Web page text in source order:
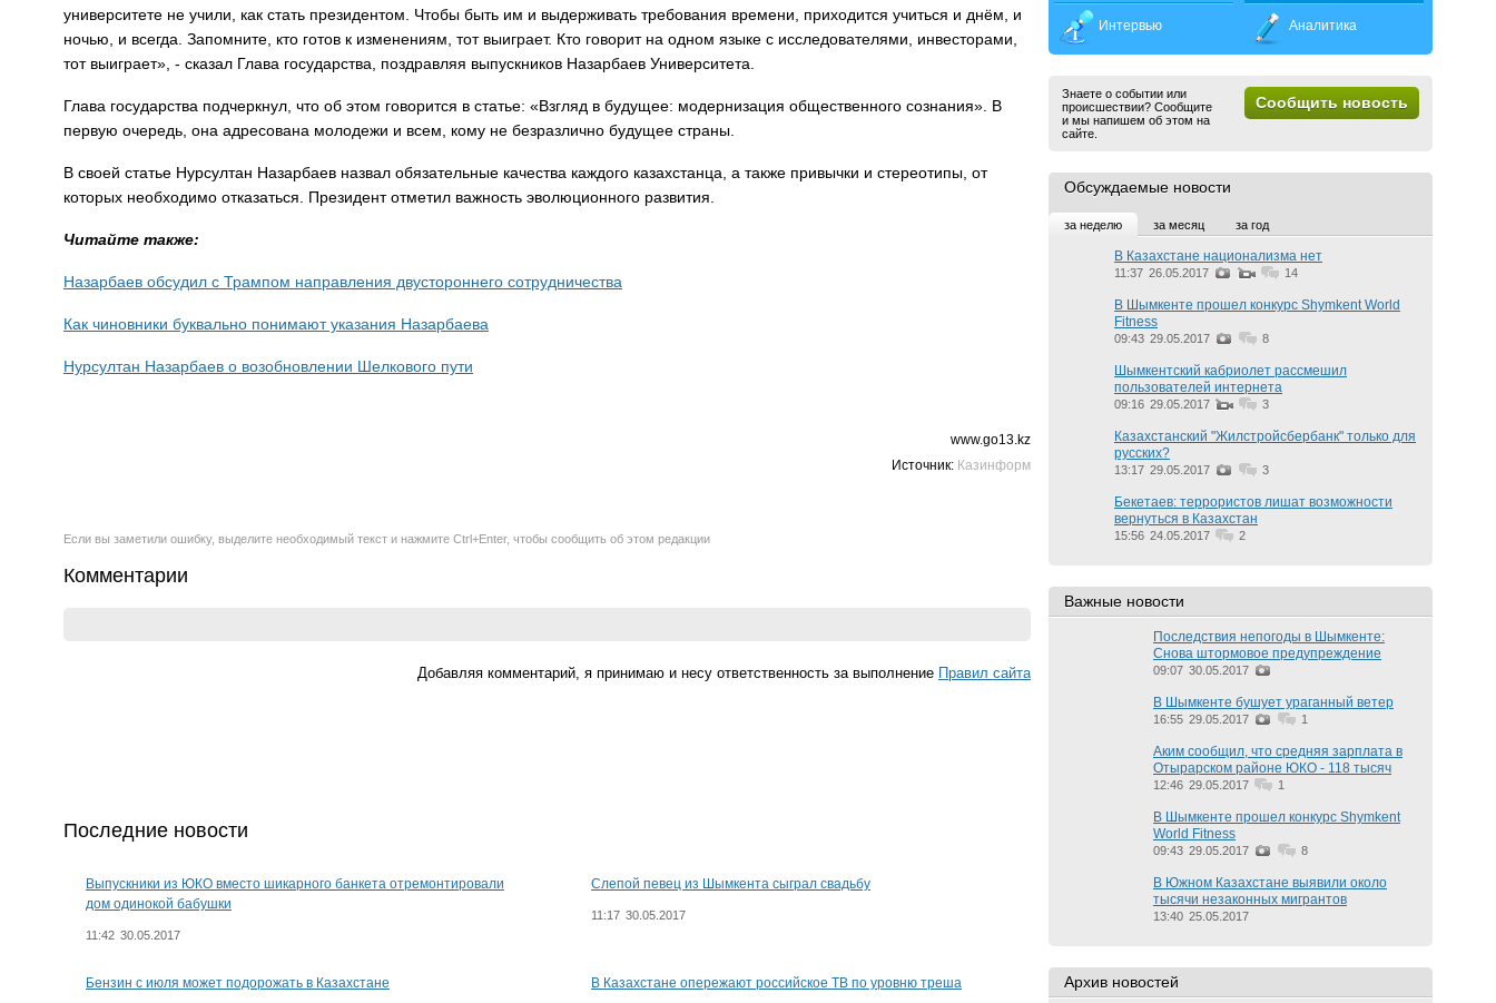
университете не учили, как стать президентом. Чтобы быть им и выдерживать требования времени, приходится учиться и днём, и
ночью, и всегда. Запомните, кто готов к изменениям, тот выиграет. Кто говорит на одном языке с исследователями, инвесторами,
тот выиграет», - сказал Глава государства, поздравляя выпускников Назарбаев Университета.
Глава государства подчеркнул, что об этом говорится в статье: «Взгляд в будущее: модернизация общественного сознания». В
первую очередь, она адресована молодежи и всем, кому не безразлично будущее страны.
В своей статье Нурсултан Назарбаев назвал обязательные качества каждого казахстанца, а также привычки и стереотипы, от
которых необходимо отказаться. Президент отметил важность эволюционного развития.
Читайте также:
Назарбаев обсудил с Трампом направления двустороннего сотрудничества
Как чиновники буквально понимают указания Назарбаева
Нурсултан Назарбаев о возобновлении Шелкового пути
www.go13.kz
Источник: Казинформ
Если вы заметили ошибку, выделите необходимый текст и нажмите Ctrl+Enter, чтобы сообщить об этом редакции
Комментарии
Добавляя комментарий, я принимаю и несу ответственность за выполнение Правил cайта
Последние новости
Выпускники из ЮКО вместо шикарного банкета отремонтировали
дом одинокой бабушки
11:42 30.05.2017
Слепой певец из Шымкента сыграл свадьбу
11:17 30.05.2017
Бензин с июля может подорожать в Казахстане В Казахстане опережают российское ТВ по уровню треша
Интервью Аналитика
Сообщить новость
Знаете о событии или
происшествии? Сообщите
и мы напишем об этом на
сайте.
Обсуждаемые новости
за неделю за месяц за год
В Казахстане национализма нет
11:37 26.05.2017 14
В Шымкенте прошел конкурс Shymkent World
Fitness
09:43 29.05.2017 8
Шымкентский кабриолет рассмешил
пользователей интернета
09:16 29.05.2017 3
Казахстанский "Жилстройсбербанк" только для
русских?
13:17 29.05.2017 3
Бекетаев: террористов лишат возможности
вернуться в Казахстан
15:56 24.05.2017 2
Важные новости
Последствия непогоды в Шымкенте:
Снова штормовое предупреждение
09:07 30.05.2017
В Шымкенте бушует ураганный ветер
16:55 29.05.2017 1
Аким сообщил, что средняя зарплата в
Отырарском районе ЮКО - 118 тысяч
12:46 29.05.2017 1
В Шымкенте прошел конкурс Shymkent
World Fitness
09:43 29.05.2017 8
В Южном Казахстане выявили около
тысячи незаконных мигрантов
13:40 25.05.2017
Архив новостей